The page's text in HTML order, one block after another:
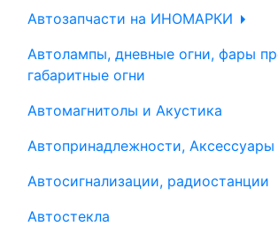
Автозапчасти на ИНОМАРКИ
Автолампы, дневные огни, фары
габаритные огни
Автомагнитолы и Акустика
Автопринадлежности, Аксессуары
Автосигнализации, радиостанции
Автостекла